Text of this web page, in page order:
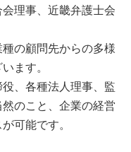
理事、近畿弁護士会
の顧問先からの多様
ます。
、各種法人理事、監
のこと、企業の経営
可能です。